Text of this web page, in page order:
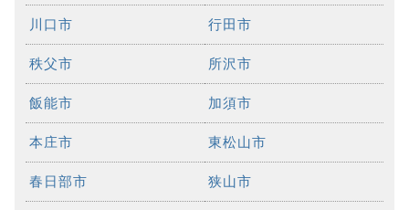
川口市 行田市
秩父市 所沢市
飯能市 加須市
本庄市 東松山市
春日部市 狭山市